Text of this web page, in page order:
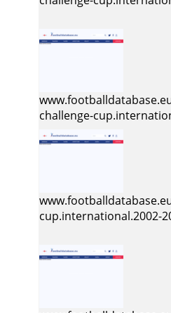
challenge-
cup.international.2002-